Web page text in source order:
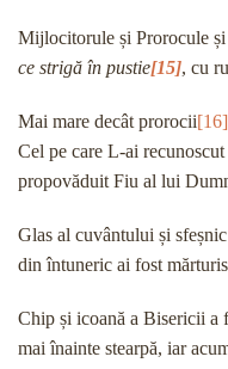
Mijlocitorule și Prorocule
ce strigă în pustie[15], cu
Mai mare decât prorocii[16]
Cel pe care L-ai
propovăduit Fiu al lui
Glas al cuvântului și
din întuneric ai fost
Chip și icoană a Bisericii a
mai înainte stearpă, iar